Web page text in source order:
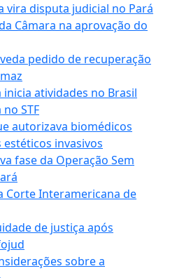
vira disputa judicial no Pará
Câmara na aprovação do
pedido de recuperação
atividades no Brasil
STF
autorizava biomédicos
invasivos
fase da Operação Sem
Corte Interamericana de
de justiça após
sobre a